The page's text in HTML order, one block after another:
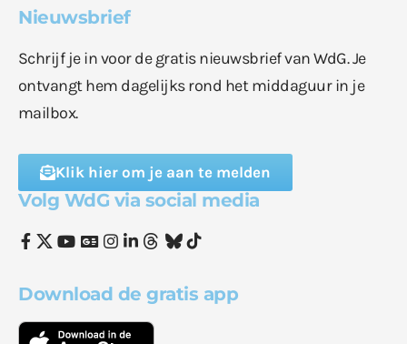
Nieuwsbrief
Schrijf je in voor de gratis nieuwsbrief van WdG. Je
ontvangt hem dagelijks rond het middaguur in je
mailbox.
Klik hier om je aan te melden
Volg WdG via social media
Download de gratis app